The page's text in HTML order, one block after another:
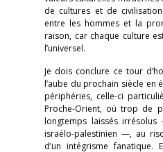
de cultures et de
entre les hommes et la
raison, car chaque culture
l’universel.
Je dois conclure ce tour
l’aube du prochain siècle en
périphéries, celle-ci
Proche-Orient, où trop de
longtemps laissés
israélo-palestinien —, au
d’un intégrisme fanatique.